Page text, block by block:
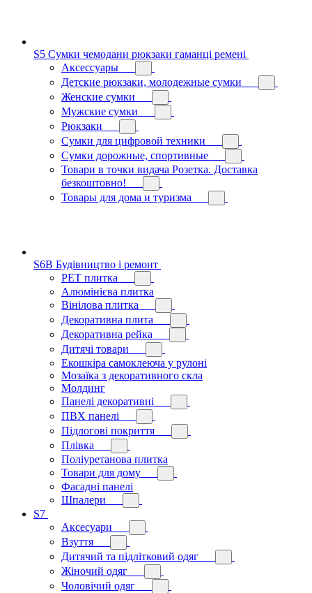
S5 Сумки чемодани рюкзаки гаманці ремені
Аксессуары
Детские рюкзаки, молодежные сумки
Женские сумки
Мужские сумки
Рюкзаки
Сумки для цифровой техники
Сумки дорожные, спортивные
Товари в точки видача Розетка. Доставка
безкоштовно!
Товары для дома и туризма
S6B Будівництво і ремонт
PЕT плитка
Алюмінієва плитка
Вінілова плитка
Декоративна плита
Декоративна рейка
Дитячі товари
Екошкіра самоклеюча у рулоні
Мозаїка з декоративного скла
Молдинг
Панелі декоративні
ПВХ панелі
Підлогові покриття
Плівка
Поліуретанова плитка
Товари для дому
Фасадні панелі
Шпалери
S7
Аксесуари
Взуття
Дитячий та підлітковий одяг
Жіночий одяг
Чоловічий одяг